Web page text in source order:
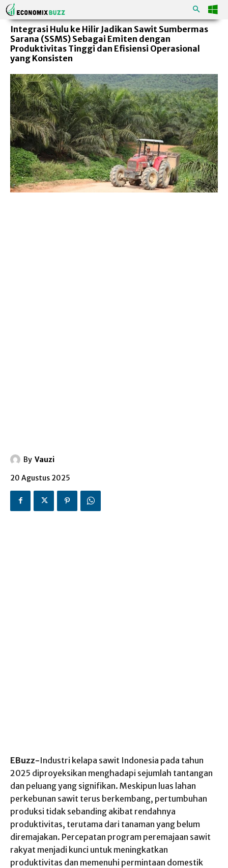
Integrasi Hulu ke Hilir Jadikan Sawit Sumbermas
Sarana (SSMS) Sebagai Emiten dengan
Produktivitas Tinggi dan Efisiensi Operasional
yang Konsisten
By Vauzi
20 Agustus 2025
EBuzz-Industri kelapa sawit Indonesia pada tahun
2025 diproyeksikan menghadapi sejumlah tantangan
dan peluang yang signifikan. Meskipun luas lahan
perkebunan sawit terus berkembang, pertumbuhan
produksi tidak sebanding akibat rendahnya
produktivitas, terutama dari tanaman yang belum
diremajakan. Percepatan program peremajaan sawit
rakyat menjadi kunci untuk meningkatkan
produktivitas dan memenuhi permintaan domestik